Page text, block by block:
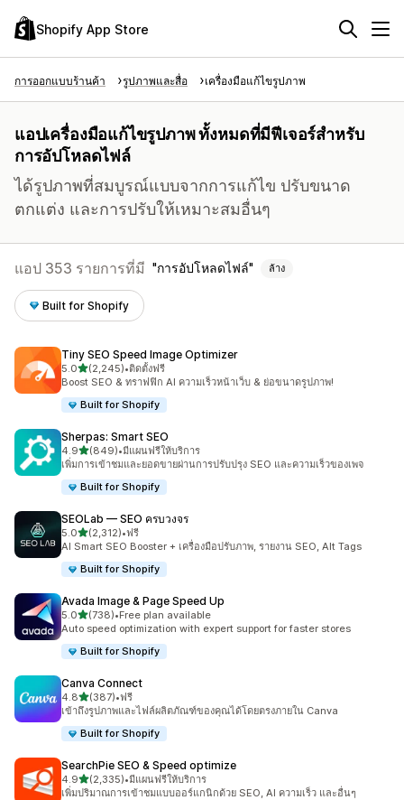
Shopify App Store
การออกแบบร้านค้า รูปภาพและสื่อ เครื่องมือแก้ไขรูปภาพ
แอปเครื่องมือแก้ไขรูปภาพ ทั้งหมดที่มีฟีเจอร์สำหรับ
การอัปโหลดไฟล์
ได้รูปภาพที่สมบูรณ์แบบจากการแก้ไข ปรับขนาด
ตกแต่ง และการปรับให้เหมาะสมอื่นๆ
แอป 353 รายการที่มี การอัปโหลดไฟล์ ล้าง
Built for Shopify
Tiny SEO Speed Image Optimizer
5.0เต็ม 5 ดาว
(2,245)
ทั้งหมด 2245 รีวิว
•ติดตั้งฟรี
Boost SEO & ทราฟฟิก AI ความเร็วหน้าเว็บ & ย่อขนาดรูปภาพ!
Built for Shopify
Sherpas: Smart SEO
4.9เต็ม 5 ดาว
(849)
ทั้งหมด 849 รีวิว
•มีแผนฟรีให้บริการ
เพิ่มการเข้าชมและยอดขายผ่านการปรับปรุง SEO และความเร็วของเพจ
Built for Shopify
SEOLab — SEO ครบวงจร
5.0เต็ม 5 ดาว
(2,312)
ทั้งหมด 2312 รีวิว
•ฟรี
AI Smart SEO Booster + เครื่องมือปรับภาพ, รายงาน SEO, Alt Tags
Built for Shopify
Avada Image & Page Speed Up
5.0เต็ม 5 ดาว
(738)
ทั้งหมด 738 รีวิว
•Free plan available
Auto speed optimization with expert support for faster stores
Built for Shopify
Canva Connect
4.8เต็ม 5 ดาว
(387)
ทั้งหมด 387 รีวิว
•ฟรี
เข้าถึงรูปภาพและไฟล์ผลิตภัณฑ์ของคุณได้โดยตรงภายใน Canva
Built for Shopify
SearchPie SEO & Speed optimize
4.9เต็ม 5 ดาว
(2,335)
ทั้งหมด 2335 รีวิว
•มีแผนฟรีให้บริการ
เพิ่มปริมาณการเข้าชมแบบออร์แกนิกด้วย SEO, AI ความเร็ว และอื่นๆ